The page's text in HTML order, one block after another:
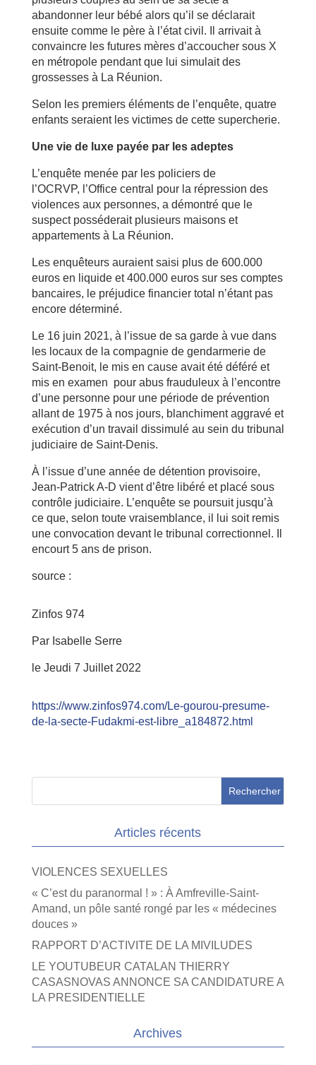
abandonner leur bébé alors qu’il se déclarait
ensuite comme le père à l’état civil. Il arrivait à
convaincre les futures mères d’accoucher sous X
en métropole pendant que lui simulait des
grossesses à La Réunion.
Selon les premiers éléments de l’enquête, quatre
enfants seraient les victimes de cette supercherie.
Une vie de luxe payée par les adeptes
L’enquête menée par les policiers de
l’OCRVP, l’Office central pour la répression des
violences aux personnes, a démontré que le
suspect posséderait plusieurs maisons et
appartements à La Réunion.
Les enquêteurs auraient saisi plus de 600.000
euros en liquide et 400.000 euros sur ses comptes
bancaires, le préjudice financier total n’étant pas
encore déterminé.
Le 16 juin 2021, à l’issue de sa garde à vue dans
les locaux de la compagnie de gendarmerie de
Saint-Benoit, le mis en cause avait été déféré et
mis en examen pour abus frauduleux à l’encontre
d’une personne pour une période de prévention
allant de 1975 à nos jours, blanchiment aggravé et
exécution d’un travail dissimulé au sein du tribunal
judiciaire de Saint-Denis.
À l’issue d’une année de détention provisoire,
Jean-Patrick A-D vient d’être libéré et placé sous
contrôle judiciaire. L’enquête se poursuit jusqu’à
ce que, selon toute vraisemblance, il lui soit remis
une convocation devant le tribunal correctionnel. Il
encourt 5 ans de prison.
source :
Zinfos 974
Par Isabelle Serre
le Jeudi 7 Juillet 2022
https://www.zinfos974.com/Le-gourou-presume-
de-la-secte-Fudakmi-est-libre_a184872.html
Articles récents
VIOLENCES SEXUELLES
« C’est du paranormal ! » : À Amfreville-Saint-
Amand, un pôle santé rongé par les « médecines
douces »
RAPPORT D’ACTIVITE DE LA MIVILUDES
LE YOUTUBEUR CATALAN THIERRY
CASASNOVAS ANNONCE SA CANDIDATURE A
LA PRESIDENTIELLE
Archives